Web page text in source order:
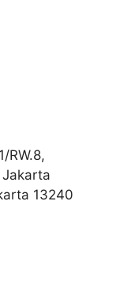
RW.8,
Jakarta
13240